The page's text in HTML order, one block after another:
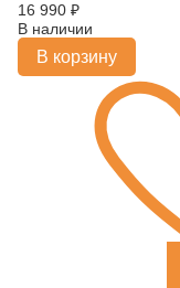
16 990 ₽
В наличии
В корзину